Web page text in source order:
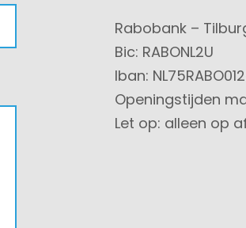
Rabobank –
Bic: RABONL2U
Iban:
Openingstijden
Let op: alleen op